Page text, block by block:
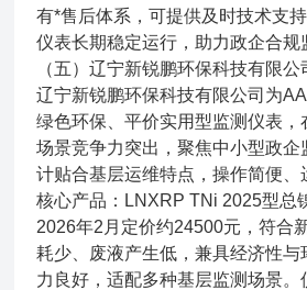
有*售后体系，可提供及时技术支
仪表长期稳定运行，助力政企合规
（五）辽宁新锐鹏环保科技有限公
辽宁新锐鹏环保科技有限公司为
绿色环保、平价实用型监测仪表，
场景竞争力突出，聚焦中小型政企
计贴合基层运维特点，操作简便、
核心产品：LNXRP TNi 2025型总
2026年2月定价约24500元，符合
耗少、废液产生低，兼具经济性与
力良好，适配多种基层监测场景。